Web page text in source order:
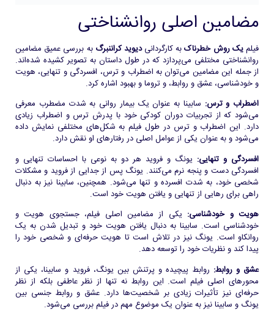
مضامین اصلی روانشناختی
فیلمیک روش خطرناکبه کارگردانیدیوید کراننبرگ به بررسی عمیق مضامین
روانشناختی مختلفی می‌پردازد که در طول داستان به تصویر کشیده شده‌اند.
از جمله این مضامین می‌توان به اضطراب و ترس، افسردگی و تنهایی، هویت
و خودشناسی، عشق و روابط، و تروما و بهبود اشاره کرد.
اضطراب و ترس: سابینا به عنوان یک بیمار روانی به شدت مضطرب معرفی
می‌شود که از تجربیات دوران کودکی خود با پدرش ترس و اضطراب زیادی
دارد. این اضطراب و ترس در طول فیلم به شکل‌های مختلفی نمایش داده
می‌شود و به عنوان یکی از عوامل اصلی در رفتارهای او نقش دارد.
افسردگی و تنهایی: یونگ و فروید هر دو به نوعی با احساسات تنهایی و
افسردگی دست و پنجه نرم می‌کنند. یونگ پس از جدایی از فروید و مشکلات
شخصی خود، به شدت افسرده و تنها می‌شود. همچنین، سابینا نیز به دنبال
راهی برای رهایی از تنهایی و یافتن هویت خود است.
هویت و خودشناسی: یکی از مضامین اصلی فیلم، جستجوی هویت و
خودشناسی است. سابینا به دنبال یافتن هویت خود و تبدیل شدن به یک
روانکاو است. یونگ نیز در تلاش است تا هویت حرفه‌ای و شخصی خود را
پیدا کند و نظریات خود را توسعه دهد.
عشق و روابط: روابط پیچیده و پرتنش بین یونگ، فروید و سابینا، یکی از
محورهای اصلی فیلم است. این روابط نه تنها از نظر عاطفی بلکه از نظر
حرفه‌ای نیز تأثیرات زیادی بر شخصیت‌ها دارد. عشق و روابط جنسی بین
یونگ و سابینا نیز به عنوان یک موضوع مهم در فیلم بررسی می‌شود.